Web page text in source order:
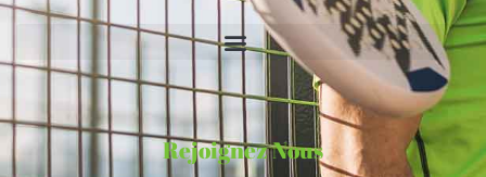
Rejoignez Nous